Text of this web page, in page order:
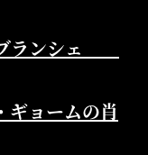
ブランシェ
ョームの肖